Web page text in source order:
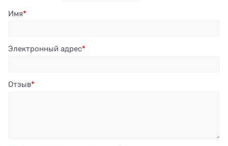
Имя
Электронный адрес
Отзыв